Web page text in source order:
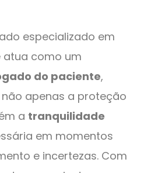
especializado em
atua como um
do paciente,
apenas a proteção
a tranquilidade
em momentos
e incertezas. Com